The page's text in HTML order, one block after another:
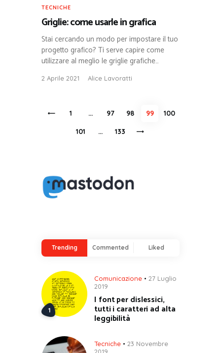
TECNICHE
Griglie: come usarle in grafica
Stai cercando un modo per impostare il tuo
progetto grafico? Ti serve capire come
utilizzare al meglio le griglie grafiche…
2 Aprile 2021 Alice Lavoratti
Paginazione
PAGE
1 … PAGE
97 PAGE
98 PAGE
99 PAGE
100
PAGE
101 … PAGE
133
>
Trending Commented Liked
Comunicazione
27 Luglio
2019
I font per dislessici,
tutti i caratteri ad alta
leggibilità
Tecniche
23 Novembre